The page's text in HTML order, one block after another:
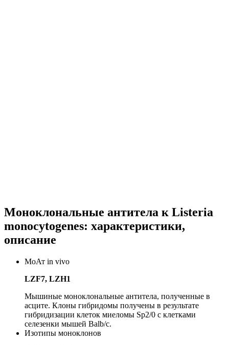
Моноклональные антитела к Listeria
monocytogenes: характеристики,
описание
МоАт in vivo
LZF7, LZH1
Мышиные моноклональные антитела, полученные в
асците. Клоны гибридомы получены в результате
гибридизации клеток миеломы Sp2/0 с клетками
селезенки мышей Balb/c.
Изотипы моноклонов